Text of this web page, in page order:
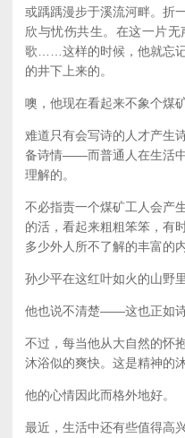
或踽踽漫步于溪流河畔。折
欣与忧伤共生。在这一片
歌……这样的时候，他就忘
的井下上来的。
噢，他现在看起来不象个煤
难道只有会写诗的人才产生
备诗情——而普通人在生活
理解的。
不必指责一个煤矿工人会产
的活，看起来粗粗笨笨，有
多少外人所不了解的丰富的
孙少平在这红叶如火的山野
他也说不清楚——这也正如诗
不过，每当他从大自然的怀
沐浴似的爽快。这是精神的沐
他的心情因此而格外地好。
最近，生活中还有些值得高